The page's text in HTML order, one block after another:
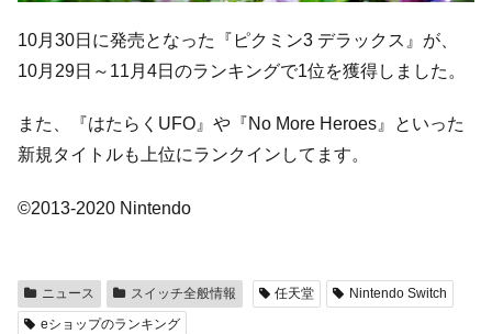
10月30日に発売となった『ピクミン3 デラックス』が、
10月29日～11月4日のランキングで1位を獲得しました。
また、『はたらくUFO』や『No More Heroes』といった
新規タイトルも上位にランクインしてます。
©2013-2020 Nintendo
ニュース スイッチ全般情報 任天堂
Nintendo Switch
eショップのランキング